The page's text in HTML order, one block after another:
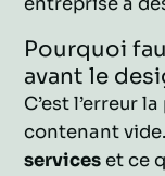
Pourquoi
avant le
C’est l’erreur
contenant vide.
serviceset ce